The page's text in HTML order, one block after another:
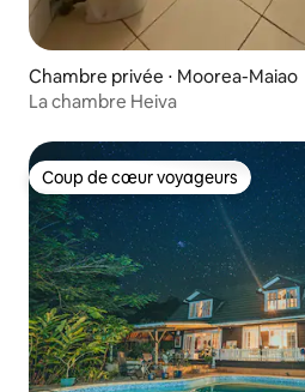
Chambre privée ⋅ Moorea-Maiao
La chambre Heiva
Coup de cœur voyageurs
Coup de cœur voyageurs